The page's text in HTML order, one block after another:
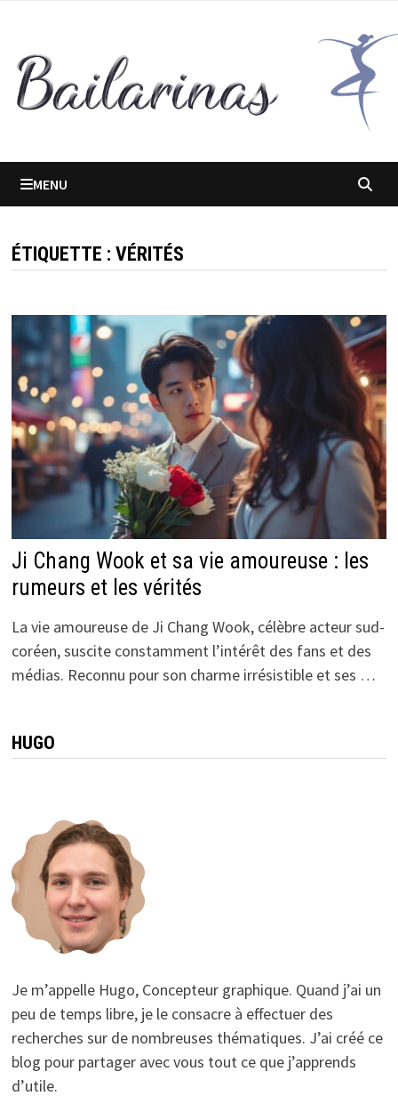
contenu
MENU
ÉTIQUETTE : VÉRITÉS
Ji Chang Wook et sa vie amoureuse : les
rumeurs et les vérités
La vie amoureuse de Ji Chang Wook, célèbre acteur sud-
coréen, suscite constamment l’intérêt des fans et des
médias. Reconnu pour son charme irrésistible et ses …
HUGO
Je m’appelle Hugo, Concepteur graphique. Quand j’ai un
peu de temps libre, je le consacre à effectuer des
recherches sur de nombreuses thématiques. J’ai créé ce
blog pour partager avec vous tout ce que j’apprends
d’utile.